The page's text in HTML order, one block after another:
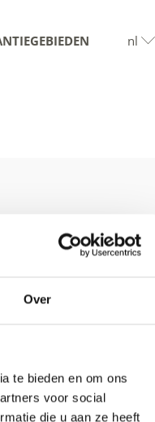
Over
te bieden en om ons
voor social
die u aan ze heeft
nl